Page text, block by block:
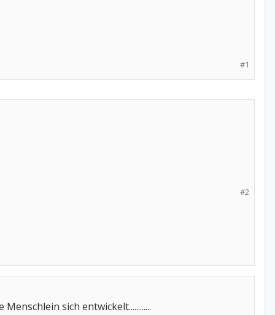
#1
#2
sich entwickelt............